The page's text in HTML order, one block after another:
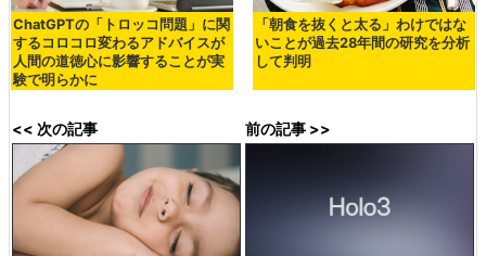
ChatGPTの「トロッコ問題」に関
するコロコロ変わるアドバイスが
人間の道徳心に影響することが実
験で明らかに
「朝食を抜くと太る」わけではな
いことが過去28年間の研究を分析
して判明
<< 次の記事 前の記事 >>